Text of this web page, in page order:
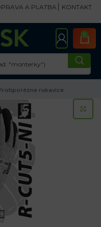
A PLATBA KONTAKT
0
rukavice